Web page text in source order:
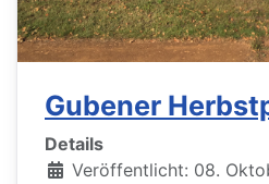
Gubener
Details
Veröffentlicht: 08.